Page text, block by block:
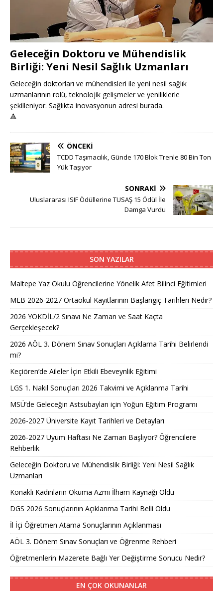
Geleceğin Doktoru ve Mühendislik
Birliği: Yeni Nesil Sağlık Uzmanları
Geleceğin doktorları ve mühendisleri ile yeni nesil sağlık
uzmanlarının rolü, teknolojik gelişmeler ve yeniliklerle
şekilleniyor. Sağlıkta inovasyonun adresi burada.
🔺
ÖNCEKI
TCDD Taşımacılık, Günde 170 Blok Trenle 80 Bin Ton
Yük Taşıyor
SONRAKI
Uluslararası ISIF Ödüllerine TUSAŞ 15 Ödül İle
Damga Vurdu
SON YAZILAR
Maltepe Yaz Okulu Öğrencilerine Yönelik Afet Bilinci Eğitimleri
MEB 2026-2027 Ortaokul Kayıtlarının Başlangıç Tarihleri Nedir?
2026 YÖKDİL/2 Sınavı Ne Zaman ve Saat Kaçta
Gerçekleşecek?
2026 AÖL 3. Dönem Sınav Sonuçları Açıklama Tarihi Belirlendi
mi?
Keçiören’de Aileler İçin Etkili Ebeveynlik Eğitimi
LGS 1. Nakil Sonuçları 2026 Takvimi ve Açıklanma Tarihi
MSÜ’de Geleceğin Astsubayları için Yoğun Eğitim Programı
2026-2027 Üniversite Kayıt Tarihleri ve Detayları
2026-2027 Uyum Haftası Ne Zaman Başlıyor? Öğrencilere
Rehberlik
Geleceğin Doktoru ve Mühendislik Birliği: Yeni Nesil Sağlık
Uzmanları
Konaklı Kadınların Okuma Azmi İlham Kaynağı Oldu
DGS 2026 Sonuçlarının Açıklanma Tarihi Belli Oldu
İl İçi Öğretmen Atama Sonuçlarının Açıklanması
AÖL 3. Dönem Sınav Sonuçları ve Öğrenme Rehberi
Öğretmenlerin Mazerete Bağlı Yer Değiştirme Sonucu Nedir?
EN ÇOK OKUNANLAR